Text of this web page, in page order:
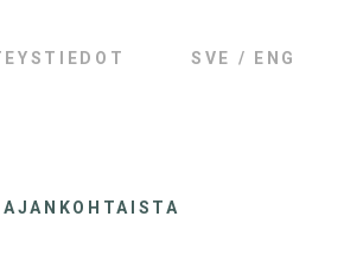
SVE ENG
AJANKOHTAISTA